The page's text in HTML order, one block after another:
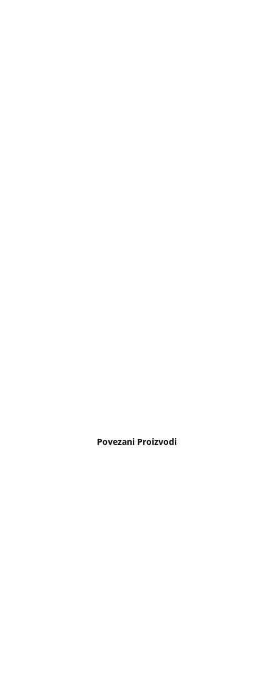
Povezani Proizvodi